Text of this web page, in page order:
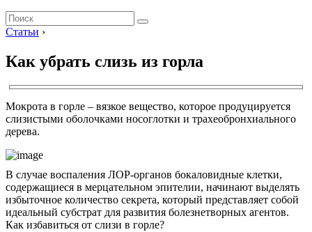
Статьи ›
Как убрать слизь из горла
Мокрота в горле – вязкое вещество, которое продуцируется
слизистыми оболочками носоглотки и трахеобронхиального
дерева.
В случае воспаления ЛОР-органов бокаловидные клетки,
содержащиеся в мерцательном эпителии, начинают выделять
избыточное количество секрета, который представляет собой
идеальный субстрат для развития болезнетворных агентов.
Как избавиться от слизи в горле?